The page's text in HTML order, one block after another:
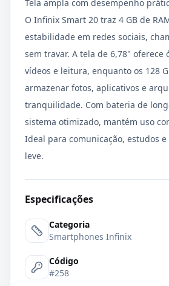
Tela ampla com desempenho
O Infinix Smart 20 traz 4 GB de
estabilidade em redes sociais,
sem travar. A tela de 6,78" oferece
vídeos e leitura, enquanto os 128
armazenar fotos, aplicativos e
tranquilidade. Com bateria de
sistema otimizado, mantém uso
Ideal para comunicação, estudos
leve.
Especificações
Categoria
Smartphones Infinix
Código
#258